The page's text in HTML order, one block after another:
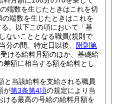
端数を生じたときはこれを切
端数を生じたときはこれを
。以下この項において「基
ないこととなる職員(規則で
分の間、特定日以後、
附則第
ける給料月額のほか、基礎給
額に相当する額を給料とし
と当該給料を支給される職員
が第3条第4項の規定により当
る最高の号給の給料月額を